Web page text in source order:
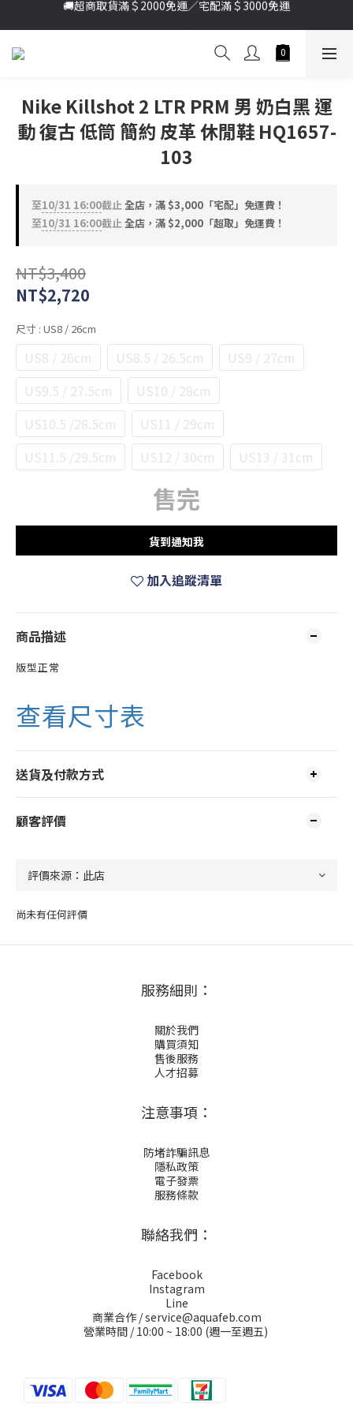
加入新會員送首購金＄100🔥點我註冊➞
加入新會員送首購金＄100🔥點我註冊➞
Nike Killshot 2 LTR PRM 男 奶白黑 運
動 復古 低筒 簡約 皮革 休閒鞋 HQ1657-
103
至10/31 16:00截止全店，滿 $3,000「宅配」免運費！
至10/31 16:00截止全店，滿 $2,000「超取」免運費！
NT$3,400
NT$2,720
尺寸 : US8 / 26cm
US8 / 26cm US8.5 / 26.5cm
US9 / 27cm
US9.5 / 27.5cm
US10 / 28cm
US10.5 /28.5cm
US11 / 29cm
US11.5 /29.5cm
US12 / 30cm US13 / 31cm
售完
貨到通知我
加入追蹤清單
商品描述
版型正常
查看尺寸表
送貨及付款方式
顧客評價
尚未有任何評價
服務細則：
關於我們
購買須知
售後服務
人才招募
注意事項：
防堵詐騙訊息
隱私政策
電子發票
服務條款
聯絡我們：
Facebook
Instagram
Line
商業合作 / service@aquafeb.com
營業時間 / 10:00 ~ 18:00 (週一至週五)